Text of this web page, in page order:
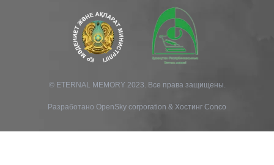
© ETERNAL MEMORY 2023. Все права защищены.
Разработано OpenSky corporation & Хостинг Conco